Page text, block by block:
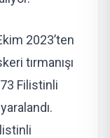
2023’ten
tırmanışı
Filistinli